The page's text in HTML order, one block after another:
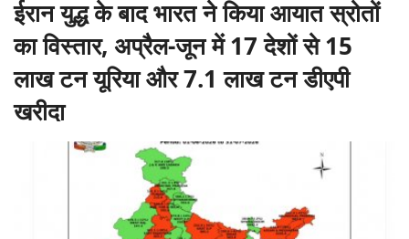
ईरान युद्ध के बाद भारत ने किया आयात स्रोतों
का विस्तार, अप्रैल-जून में 17 देशों से 15
लाख टन यूरिया और 7.1 लाख टन डीएपी
खरीदा